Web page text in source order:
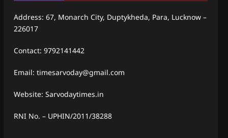
Address: 67, Monarch City, Duptykheda, Para, Lucknow –
226017
Contact: 9792141442
Email: timesarvoday@gmail.com
Website: Sarvodaytimes.in
RNI No. – UPHIN/2011/38288